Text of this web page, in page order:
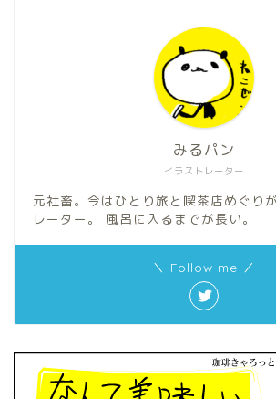
イラストレーター
みるパン
元社畜。今はひとり旅と喫茶店めぐり
レーター。 風呂に入るまでが長い。
＼ Follow me ／